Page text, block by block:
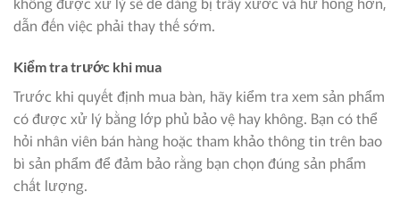
dẫn đến việc phải thay thế sớm.
Kiểm tra trước khi mua
Trước khi quyết định mua bàn, hãy kiểm tra xem sản phẩm
có được xử lý bằng lớp phủ bảo vệ hay không. Bạn có thể
hỏi nhân viên bán hàng hoặc tham khảo thông tin trên bao
bì sản phẩm để đảm bảo rằng bạn chọn đúng sản phẩm
chất lượng.